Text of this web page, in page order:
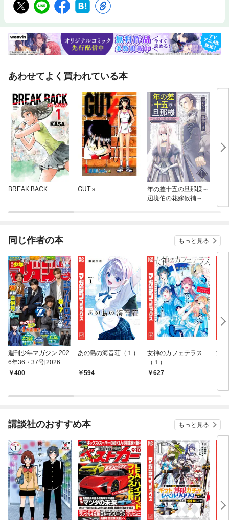
あわせてよく買われている本
BREAK BACK GUT’s
年の差十五の旦那様～
辺境伯の花嫁候補～
同じ作者の本 もっと見る
週刊少年マガジン 202
6年36・37号[2026年8
月5日発売]
400
あの島の海音荘（１）
594
女神のカフェテラス
（１）
627
女
装版
講談社のおすすめ本 もっと見る